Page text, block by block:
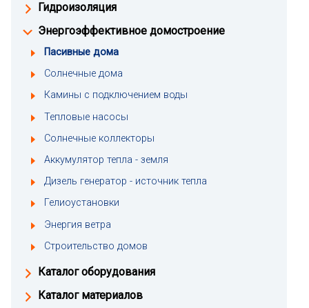
Гидроизоляция
Энергоэффективное домостроение
Пасивные дома
Солнечные дома
Камины с подключением воды
Тепловые насосы
Солнечные коллекторы
Аккумулятор тепла - земля
Дизель генератор - источник тепла
Гелиоустановки
Энергия ветра
Строительство домов
Каталог оборудования
Каталог материалов